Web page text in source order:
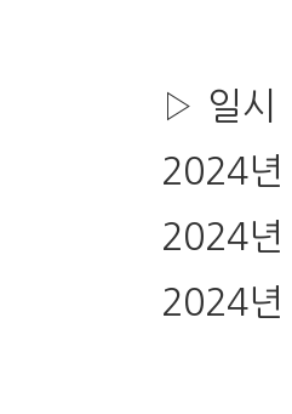
▷ 일시
2024
2024
2024